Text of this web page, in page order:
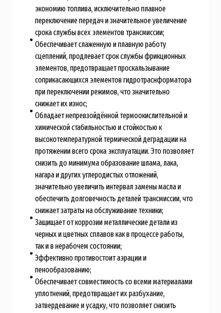
экономию топлива, исключительно плавное
переключение передач и значительное увеличение
срока службы всех элементов трансмиссии;
Обеспечивает слаженную и плавную работу
сцеплений, продлевает срок службы фрикционных
элементов, предотвращает проскальзывание
соприкасающихся элементов гидротраснформатора
при переключении режимов, что значительно
снижает их износ;
Обладает непревзойдённой термоокислительной и
химической стабильностью и стойкостью к
высокотемпературной термической деградации на
протяжении всего срока эксплуатации. Это позволяет
снизить до минимума образование шлама, лака,
нагара и других углеродистых отложений,
значительно увеличить интервал замены масла и
обеспечить долговечность деталей трансмиссии, что
снижает затраты на обслуживание техники;
Защищает от коррозии металлические детали из
черных и цветных сплавов как в процессе работы,
так и в нерабочем состоянии;
Эффективно противостоит аэрации и
пенообразованию;
Обеспечивает совместимость со всеми материалами
уплотнений, предотвращает их разбухание,
затвердевание и усадку, что позволяет снизить